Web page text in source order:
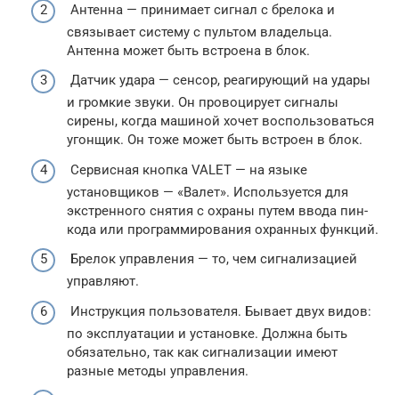
Антенна — принимает сигнал с брелока и
связывает систему с пультом владельца.
Антенна может быть встроена в блок.
Датчик удара — сенсор, реагирующий на удары
и громкие звуки. Он провоцирует сигналы
сирены, когда машиной хочет воспользоваться
угонщик. Он тоже может быть встроен в блок.
Сервисная кнопка VALET — на языке
установщиков — «Валет». Используется для
экстренного снятия с охраны путем ввода пин-
кода или программирования охранных функций.
Брелок управления — то, чем сигнализацией
управляют.
Инструкция пользователя. Бывает двух видов:
по эксплуатации и установке. Должна быть
обязательно, так как сигнализации имеют
разные методы управления.